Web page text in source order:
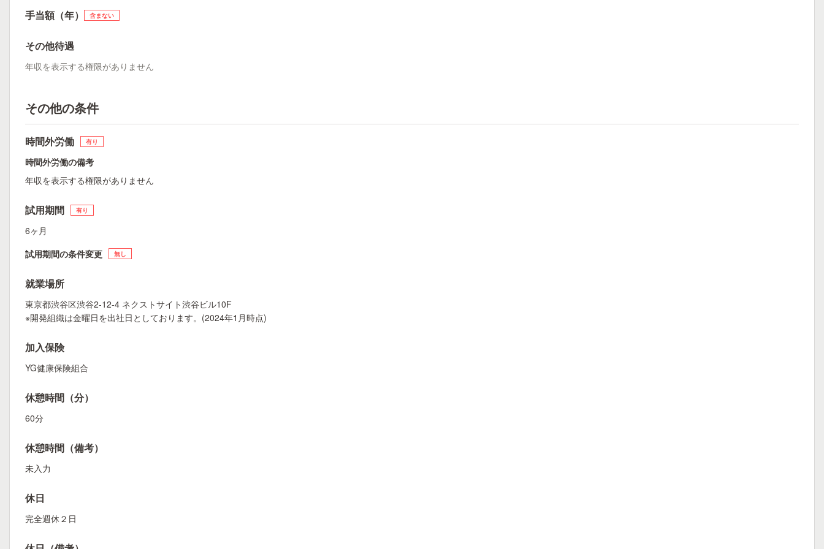
手当額（年） 含まない
その他待遇
年収を表示する権限がありません
その他の条件
時間外労働 有り
時間外労働の備考
年収を表示する権限がありません
試用期間 有り
6ヶ月
試用期間の条件変更
無し
就業場所
東京都渋谷区渋谷2-12-4 ネクストサイト渋谷ビル10F
※開発組織は金曜日を出社日としております。(2024年1月時点)
加入保険
YG健康保険組合
休憩時間（分）
60分
休憩時間（備考）
未入力
休日
完全週休２日